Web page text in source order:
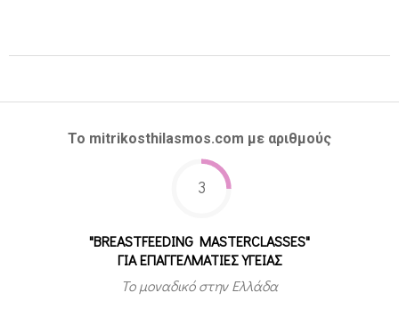
Το mitrikosthilasmos.com με αριθμούς
3
"BREASTFEEDING MASTERCLASSES"
ΓΙΑ ΕΠΑΓΓΕΛΜΑΤΙΕΣ ΥΓΕΙΑΣ
Το μοναδικό στην Ελλάδα